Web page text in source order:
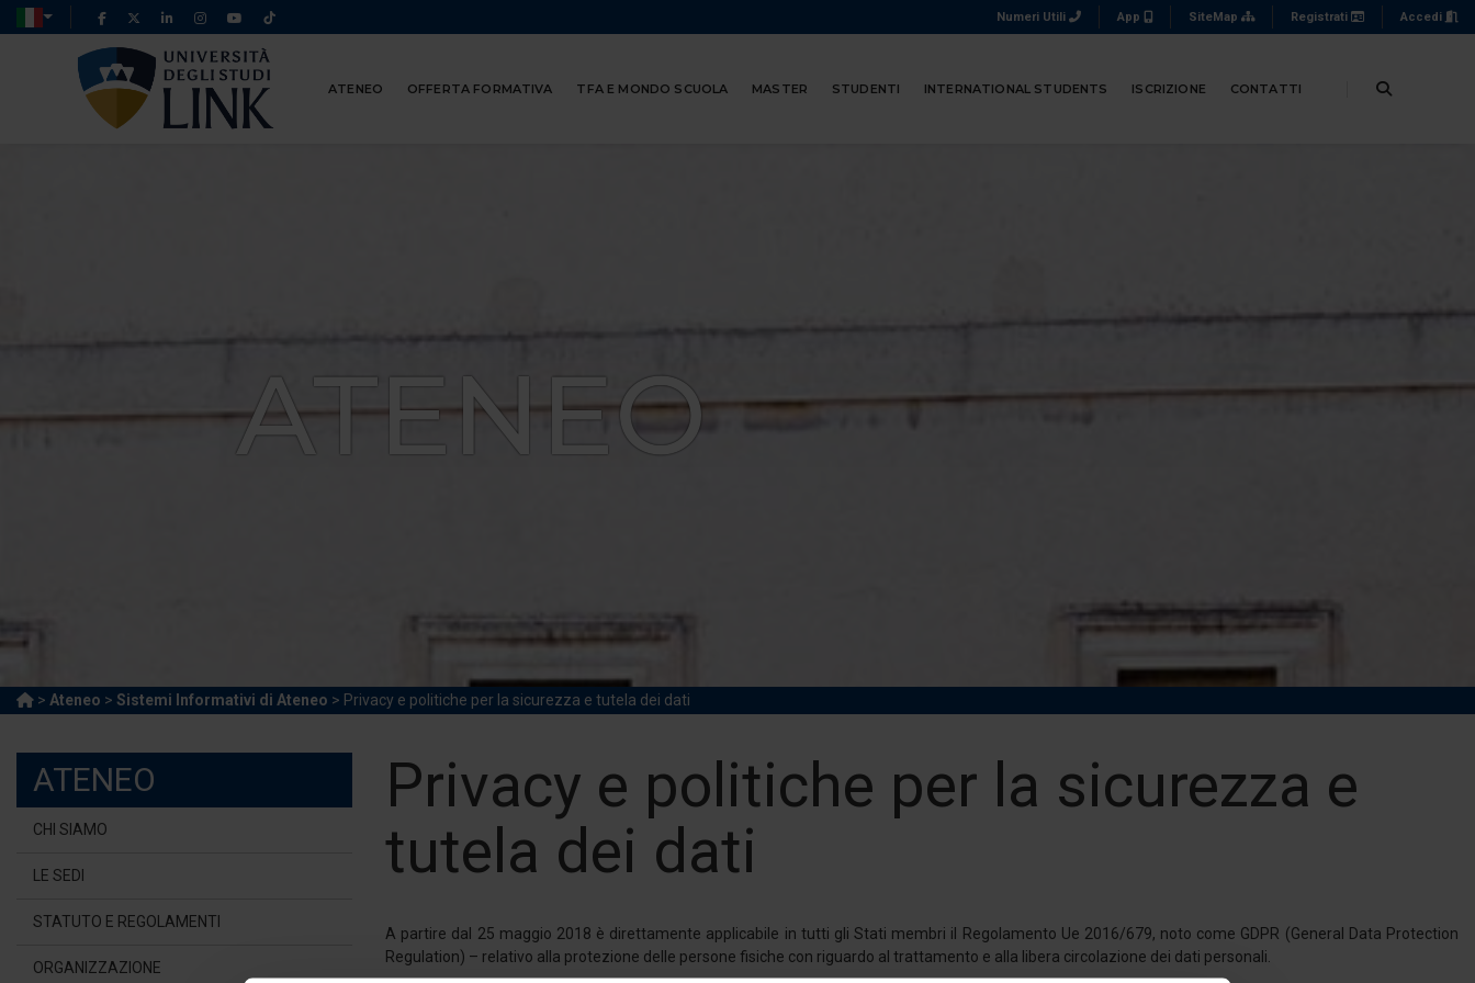
Numeri Utili App SiteMap Registrati Accedi
ATENEO OFFERTA FORMATIVA TFA E MONDO SCUOLA MASTER STUDENTI INTERNATIONAL STUDENTS ISCRIZIONE CONTATTI
ATENEO
> Ateneo > Sistemi Informativi di Ateneo > Privacy e politiche per la sicurezza e tutela dei dati
ATENEO
CHI SIAMO
LE SEDI
STATUTO E REGOLAMENTI
ORGANIZZAZIONE
Privacy e politiche per la sicurezza e
tutela dei dati
A partire dal 25 maggio 2018 è direttamente applicabile in tutti gli Stati membri il Regolamento Ue 2016/679, noto come GDPR (General Data Protection
Regulation) – relativo alla protezione delle persone fisiche con riguardo al trattamento e alla libera circolazione dei dati personali.